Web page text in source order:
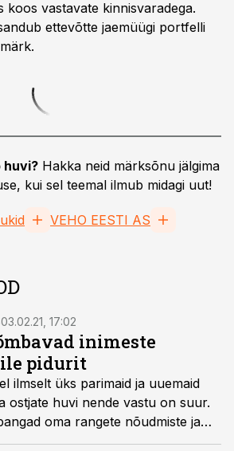
koos vastavate kinnisvaradega.
ettevõtte jaemüügi portfelli
huvi? Hakka neid märksõnu jälgima
kui sel teemal ilmub midagi uut!
VEHO EESTI AS
03.02.21, 17:02
inimeste
pidurit
ilmselt üks parimaid ja uuemaid
ostjate huvi nende vastu on suur.
oma rangete nõudmiste ja
potentsiaalseid ostjaid tehingust